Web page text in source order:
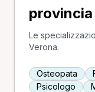
Le
Verona.
Osteopata
Psicologo